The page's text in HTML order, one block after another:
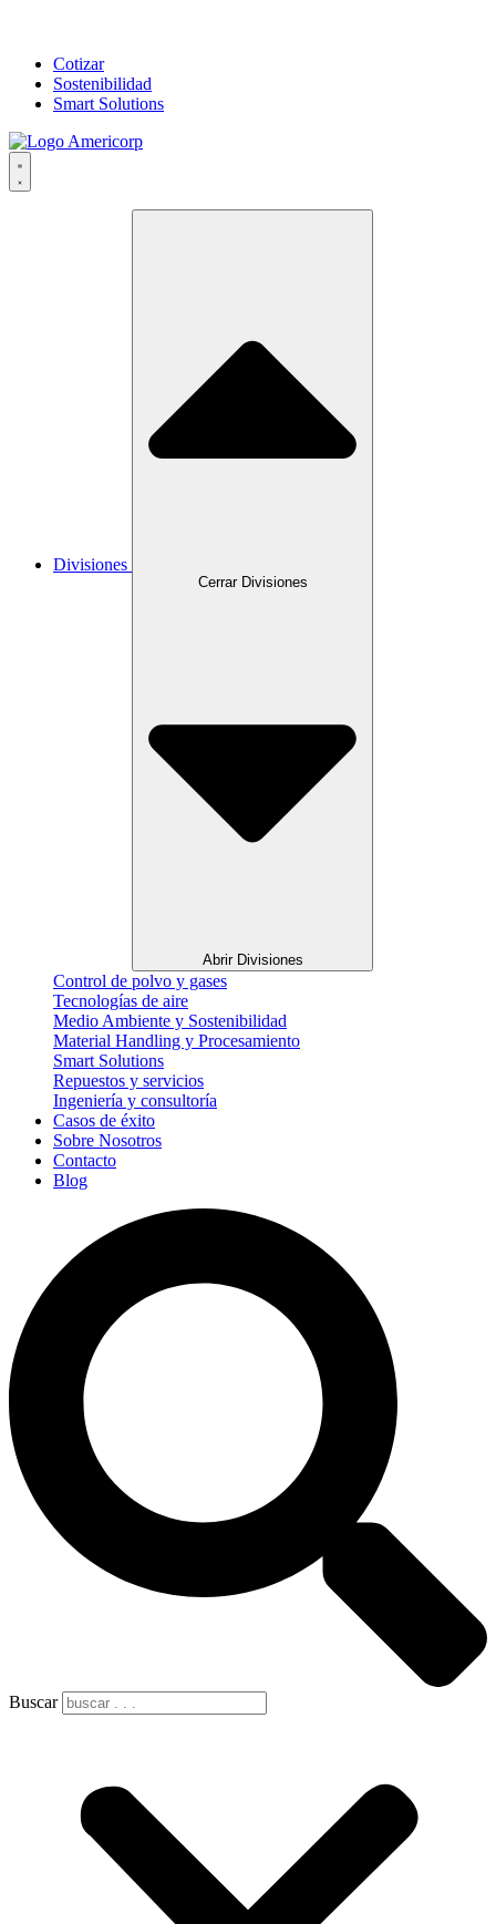
Cotizar
Sostenibilidad
Smart Solutions
Divisiones
Cerrar Divisiones
Abrir Divisiones
Control de polvo y gases
Tecnologías de aire
Medio Ambiente y Sostenibilidad
Material Handling y Procesamiento
Smart Solutions
Repuestos y servicios
Ingeniería y consultoría
Casos de éxito
Sobre Nosotros
Contacto
Blog
Buscar